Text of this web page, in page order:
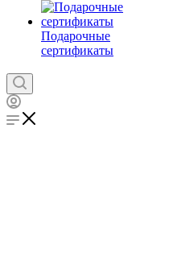
Подарочные
сертификаты